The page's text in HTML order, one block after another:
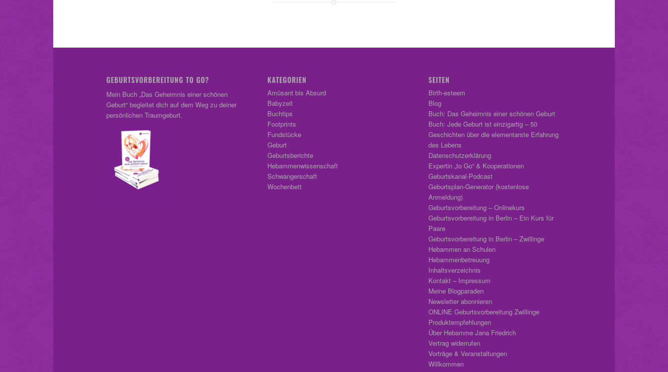
GEBURTSVORBEREITUNG TO GO?
Mein Buch „Das Geheimnis einer schönen
Geburt“ begleitet dich auf dem Weg zu deiner
persönlichen Traumgeburt.
KATEGORIEN
Amüsant bis Absurd
Babyzeit
Buchtips
Footprints
Fundstücke
Geburt
Geburtsberichte
Hebammenwissenschaft
Schwangerschaft
Wochenbett
SEITEN
Birth-esteem
Blog
Buch: Das Geheimnis einer schönen Geburt
Buch: Jede Geburt ist einzigartig – 50
Geschichten über die elementarste Erfahrung
des Lebens
Datenschutzerklärung
Expertin „to Go“ & Kooperationen
Geburtskanal-Podcast
Geburtsplan-Generator (kostenlose
Anmeldung)
Geburtsvorbereitung – Onlinekurs
Geburtsvorbereitung in Berlin – Ein Kurs für
Paare
Geburtsvorbereitung in Berlin – Zwillinge
Hebammen an Schulen
Hebammenbetreuung
Inhaltsverzeichnis
Kontakt – Impressum
Meine Blogparaden
Newsletter abonnieren
ONLINE Geburtsvorbereitung Zwillinge
Produktempfehlungen
Über Hebamme Jana Friedrich
Vertrag widerrufen
Vorträge & Veranstaltungen
Willkommen